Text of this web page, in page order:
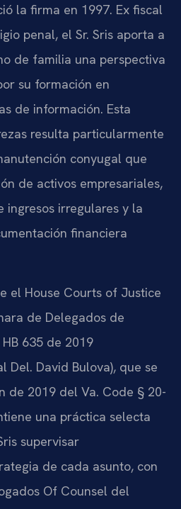
la firma en 1997. Ex fiscal
penal, el Sr. Sris aporta a
de familia una perspectiva
su formación en
de información. Esta
resulta particularmente
conyugal que
de activos empresariales,
ingresos irregulares y la
financiera
el House Courts of Justice
de Delegados de
635 de 2019
Del. David Bulova), que se
de 2019 del Va. Code § 20-
una práctica selecta
supervisar
de cada asunto, con
Of Counsel del